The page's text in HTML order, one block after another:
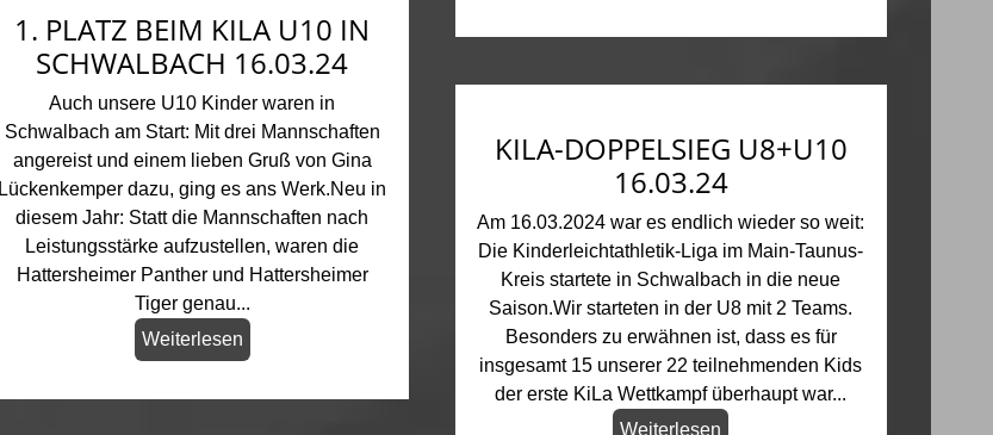
1. PLATZ BEIM KILA U10 IN
SCHWALBACH 16.03.24
Auch unsere U10 Kinder waren in
Schwalbach am Start: Mit drei Mannschaften
angereist und einem lieben Gruß von Gina
Lückenkemper dazu, ging es ans Werk.Neu in
diesem Jahr: Statt die Mannschaften nach
Leistungsstärke aufzustellen, waren die
Hattersheimer Panther und Hattersheimer
Tiger genau...
Weiterlesen
KILA-DOPPELSIEG U8+U10
16.03.24
Am 16.03.2024 war es endlich wieder so weit:
Die Kinderleichtathletik-Liga im Main-Taunus-
Kreis startete in Schwalbach in die neue
Saison.Wir starteten in der U8 mit 2 Teams.
Besonders zu erwähnen ist, dass es für
insgesamt 15 unserer 22 teilnehmenden Kids
der erste KiLa Wettkampf überhaupt war...
Weiterlesen